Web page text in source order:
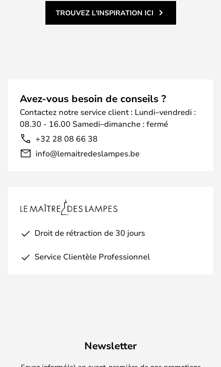
TROUVEZ L'INSPIRATION ICI
Avez-vous besoin de conseils ?
Contactez notre service client : Lundi–vendredi :
08.30 - 16.00 Samedi–dimanche : fermé
+32 28 08 66 38
info@lemaitredeslampes.be
Droit de rétraction de 30 jours
Service Clientèle Professionnel
Newsletter